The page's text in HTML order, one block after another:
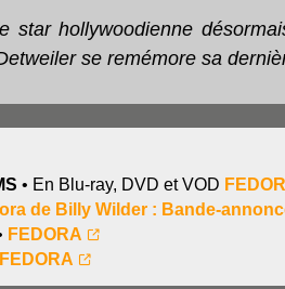
star hollywoodienne
se remémore sa
• En Blu-ray, DVD et VOD
de Billy Wilder : Bande-
FEDORA
FEDORA